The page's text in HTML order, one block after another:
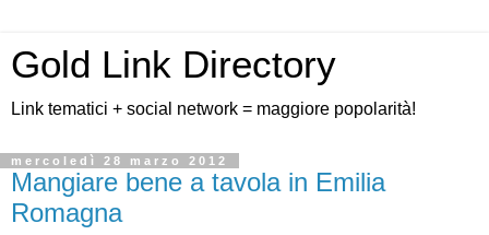
Gold Link Directory
Link tematici + social network = maggiore popolarità!
mercoledì 28 marzo 2012
Mangiare bene a tavola in Emilia
Romagna